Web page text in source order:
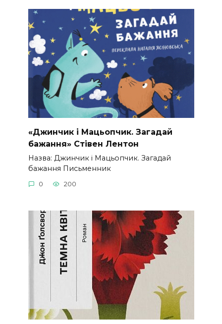
«Джинчик і Мацьопчик. Загадай
бажання» Стівен Лентон
Назва: Джинчик і Мацьопчик. Загадай
бажання Письменник
0 200